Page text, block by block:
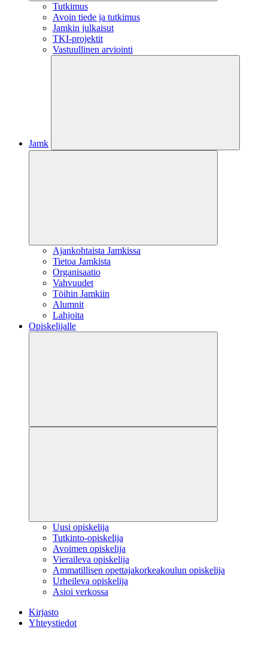
Tutkimus
Avoin tiede ja tutkimus
Jamkin julkaisut
TKI-projektit
Vastuullinen arviointi
Jamk
Ajankohtaista Jamkissa
Tietoa Jamkista
Organisaatio
Vahvuudet
Töihin Jamkiin
Alumnit
Lahjoita
Opiskelijalle
Uusi opiskelija
Tutkinto-opiskelija
Avoimen opiskelija
Vieraileva opiskelija
Ammatillisen opettajakorkeakoulun opiskelija
Urheileva opiskelija
Asioi verkossa
Kirjasto
Yhteystiedot